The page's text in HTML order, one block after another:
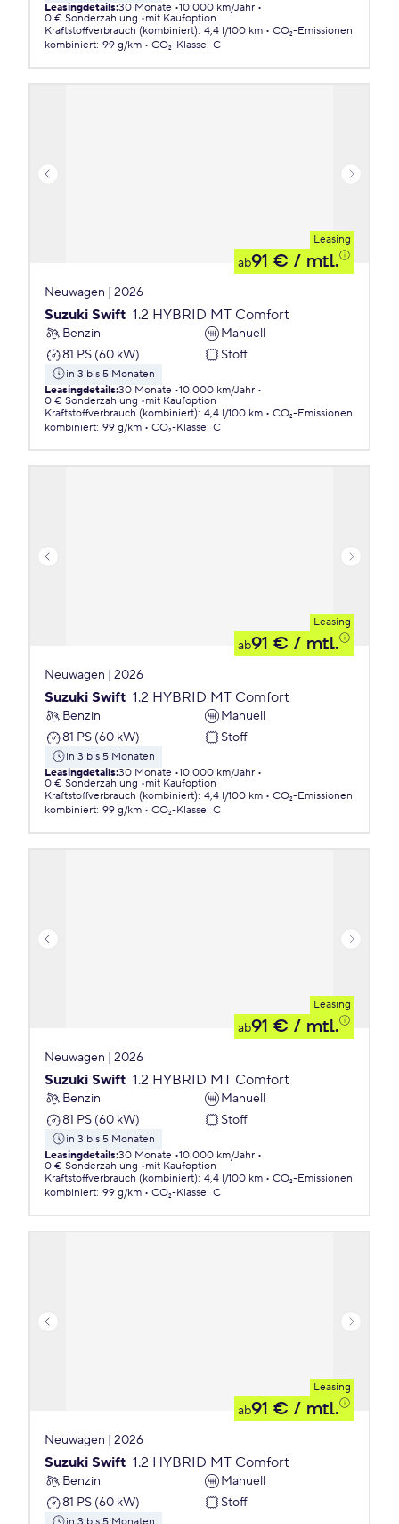
Leasingdetails:30 Monate 10.000 km/Jahr
0 € Sonderzahlung
mit Kaufoption
Kraftstoffverbrauch (kombiniert): 4,4 l/100 km
CO₂-Emissionen
kombiniert: 99 g/km CO₂-Klasse: C
Leasing
ab91 € / mtl.
Neuwagen | 2026
Suzuki Swift 1.2 HYBRID MT Comfort
Benzin
Manuell
81 PS (60 kW)
Stoff
in 3 bis 5 Monaten
Leasingdetails:30 Monate 10.000 km/Jahr
0 € Sonderzahlung
mit Kaufoption
Kraftstoffverbrauch (kombiniert): 4,4 l/100 km
CO₂-Emissionen
kombiniert: 99 g/km CO₂-Klasse: C
Leasing
ab91 € / mtl.
Neuwagen | 2026
Suzuki Swift 1.2 HYBRID MT Comfort
Benzin
Manuell
81 PS (60 kW)
Stoff
in 3 bis 5 Monaten
Leasingdetails:30 Monate 10.000 km/Jahr
0 € Sonderzahlung
mit Kaufoption
Kraftstoffverbrauch (kombiniert): 4,4 l/100 km
CO₂-Emissionen
kombiniert: 99 g/km CO₂-Klasse: C
Leasing
ab91 € / mtl.
Neuwagen | 2026
Suzuki Swift 1.2 HYBRID MT Comfort
Benzin
Manuell
81 PS (60 kW)
Stoff
in 3 bis 5 Monaten
Leasingdetails:30 Monate 10.000 km/Jahr
0 € Sonderzahlung
mit Kaufoption
Kraftstoffverbrauch (kombiniert): 4,4 l/100 km
CO₂-Emissionen
kombiniert: 99 g/km CO₂-Klasse: C
Leasing
ab91 € / mtl.
Neuwagen | 2026
Suzuki Swift 1.2 HYBRID MT Comfort
Benzin
Manuell
81 PS (60 kW)
Stoff